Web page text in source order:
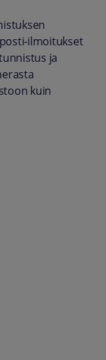
ilmoitukset
ja
kuin